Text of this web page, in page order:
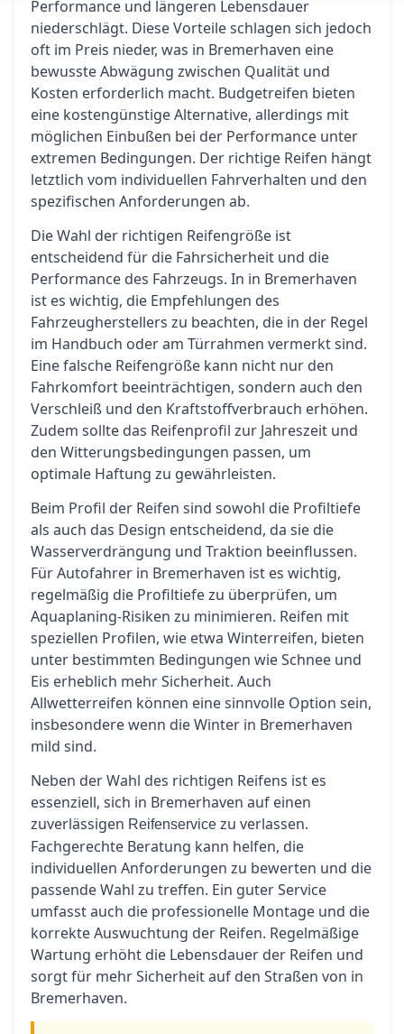
Performance und längeren Lebensdauer
niederschlägt. Diese Vorteile schlagen sich jedoch
oft im Preis nieder, was in Bremerhaven eine
bewusste Abwägung zwischen Qualität und
Kosten erforderlich macht. Budgetreifen bieten
eine kostengünstige Alternative, allerdings mit
möglichen Einbußen bei der Performance unter
extremen Bedingungen. Der richtige Reifen hängt
letztlich vom individuellen Fahrverhalten und den
spezifischen Anforderungen ab.
Die Wahl der richtigen Reifengröße ist
entscheidend für die Fahrsicherheit und die
Performance des Fahrzeugs. In in Bremerhaven
ist es wichtig, die Empfehlungen des
Fahrzeugherstellers zu beachten, die in der Regel
im Handbuch oder am Türrahmen vermerkt sind.
Eine falsche Reifengröße kann nicht nur den
Fahrkomfort beeinträchtigen, sondern auch den
Verschleiß und den Kraftstoffverbrauch erhöhen.
Zudem sollte das Reifenprofil zur Jahreszeit und
den Witterungsbedingungen passen, um
optimale Haftung zu gewährleisten.
Beim Profil der Reifen sind sowohl die Profiltiefe
als auch das Design entscheidend, da sie die
Wasserverdrängung und Traktion beeinflussen.
Für Autofahrer in Bremerhaven ist es wichtig,
regelmäßig die Profiltiefe zu überprüfen, um
Aquaplaning-Risiken zu minimieren. Reifen mit
speziellen Profilen, wie etwa Winterreifen, bieten
unter bestimmten Bedingungen wie Schnee und
Eis erheblich mehr Sicherheit. Auch
Allwetterreifen können eine sinnvolle Option sein,
insbesondere wenn die Winter in Bremerhaven
mild sind.
Neben der Wahl des richtigen Reifens ist es
essenziell, sich in Bremerhaven auf einen
zuverlässigen Reifenservice zu verlassen.
Fachgerechte Beratung kann helfen, die
individuellen Anforderungen zu bewerten und die
passende Wahl zu treffen. Ein guter Service
umfasst auch die professionelle Montage und die
korrekte Auswuchtung der Reifen. Regelmäßige
Wartung erhöht die Lebensdauer der Reifen und
sorgt für mehr Sicherheit auf den Straßen von in
Bremerhaven.